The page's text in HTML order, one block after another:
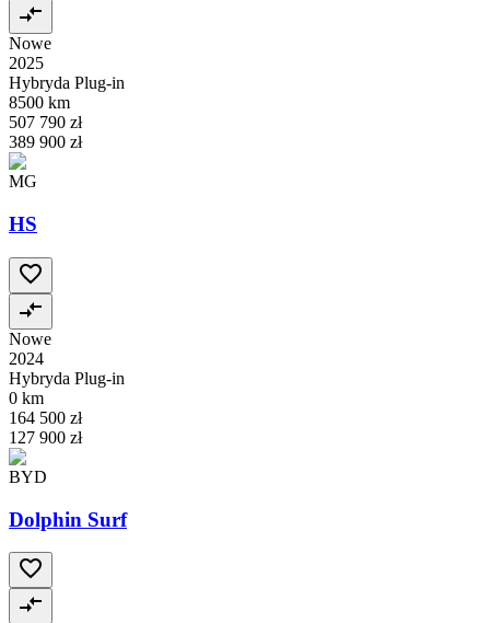
Nowe
2025
Hybryda Plug-in
8500 km
507 790 zł
389 900 zł
MG
HS
Nowe
2024
Hybryda Plug-in
0 km
164 500 zł
127 900 zł
BYD
Dolphin Surf